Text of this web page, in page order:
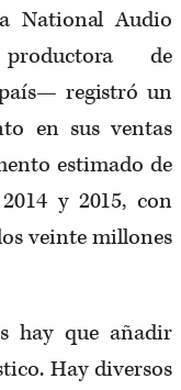
National Audio
de
país— registró un
en sus ventas
estimado de
y 2015, con
veinte millones
hay que añadir
Hay diversos